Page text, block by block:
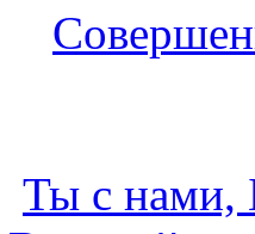
Ты с нами,